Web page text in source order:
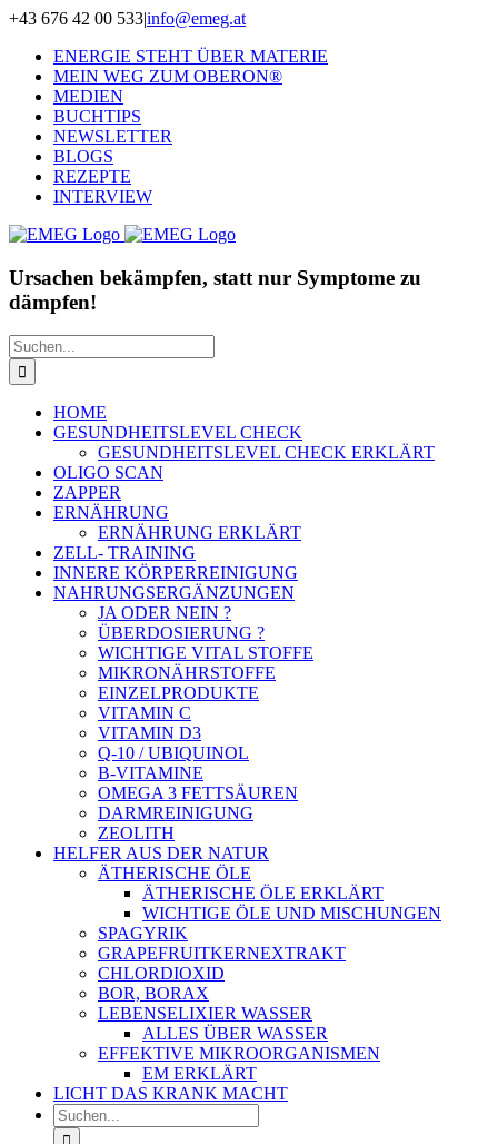
Zum
springen
+43 676 42 00 533|info@emeg.at
ENERGIE STEHT ÜBER MATERIE
MEIN WEG ZUM OBERON®
MEDIEN
BUCHTIPS
NEWSLETTER
BLOGS
REZEPTE
INTERVIEW
Ursachen bekämpfen, statt nur Symptome zu
dämpfen!
Suche
nach:
HOME
GESUNDHEITSLEVEL CHECK
GESUNDHEITSLEVEL CHECK ERKLÄRT
OLIGO SCAN
ZAPPER
ERNÄHRUNG
ERNÄHRUNG ERKLÄRT
ZELL- TRAINING
INNERE KÖRPERREINIGUNG
NAHRUNGSERGÄNZUNGEN
JA ODER NEIN ?
ÜBERDOSIERUNG ?
WICHTIGE VITAL STOFFE
MIKRONÄHRSTOFFE
EINZELPRODUKTE
VITAMIN C
VITAMIN D3
Q-10 / UBIQUINOL
B-VITAMINE
OMEGA 3 FETTSÄUREN
DARMREINIGUNG
ZEOLITH
HELFER AUS DER NATUR
ÄTHERISCHE ÖLE
ÄTHERISCHE ÖLE ERKLÄRT
WICHTIGE ÖLE UND MISCHUNGEN
SPAGYRIK
GRAPEFRUITKERNEXTRAKT
CHLORDIOXID
BOR, BORAX
LEBENSELIXIER WASSER
ALLES ÜBER WASSER
EFFEKTIVE MIKROORGANISMEN
EM ERKLÄRT
LICHT DAS KRANK MACHT
Suche
nach: